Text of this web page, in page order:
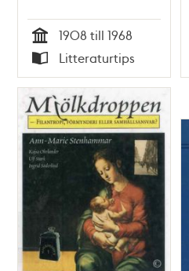
Tid
1908 till 1968
Typ
Litteraturtips